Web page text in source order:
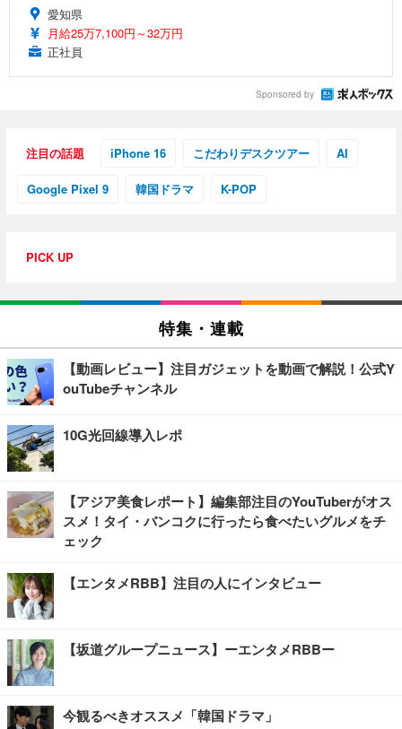
愛知県
月給25万7,100円～32万円
正社員
Sponsored by
注目の話題 iPhone 16 こだわりデスクツアー AI
Google Pixel 9 韓国ドラマ K-POP
PICK UP
特集・連載
【動画レビュー】注目ガジェットを動画で解説！公式Y
ouTubeチャンネル
10G光回線導入レポ
【アジア美食レポート】編集部注目のYouTuberがオス
スメ！タイ・バンコクに行ったら食べたいグルメをチ
ェック
【エンタメRBB】注目の人にインタビュー
【坂道グループニュース】ーエンタメRBBー
今観るべきオススメ「韓国ドラマ」